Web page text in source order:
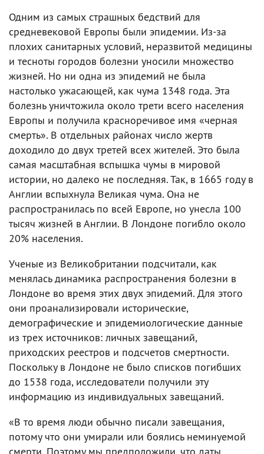
Одним из самых страшных бедствий для
средневековой Европы были эпидемии. Из-за
плохих санитарных условий, неразвитой медицины
и тесноты городов болезни уносили множество
жизней. Но ни одна из эпидемий не была
настолько ужасающей, как чума 1348 года. Эта
болезнь уничтожила около трети всего населения
Европы и получила красноречивое имя «черная
смерть». В отдельных районах число жертв
доходило до двух третей всех жителей. Это была
самая масштабная вспышка чумы в мировой
истории, но далеко не последняя. Так, в 1665 году в
Англии вспыхнула Великая чума. Она не
распространилась по всей Европе, но унесла 100
тысяч жизней в Англии. В Лондоне погибло около
20% населения.
Ученые из Великобритании подсчитали, как
менялась динамика распространения болезни в
Лондоне во время этих двух эпидемий. Для этого
они проанализировали исторические,
демографические и эпидемиологические данные
из трех источников: личных завещаний,
приходских реестров и подсчетов смертности.
Поскольку в Лондоне не было списков погибших
до 1538 года, исследователи получили эту
информацию из индивидуальных завещаний.
«В то время люди обычно писали завещания,
потому что они умирали или боялись неминуемой